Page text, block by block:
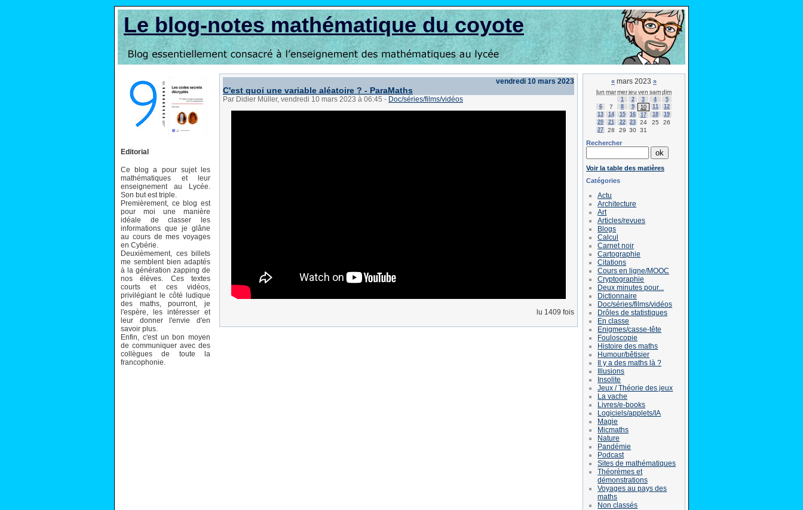
Le blog-notes mathématique du coyote
Editorial
Ce blog a pour sujet les
mathématiques et leur
enseignement au Lycée.
Son but est triple.
Premièrement, ce blog est
pour moi une manière
idéale de classer les
informations que je glâne
au cours de mes voyages
en Cybérie.
Deuxièmement, ces billets
me semblent bien adaptés
à la génération zapping de
nos élèves. Ces textes
courts et ces vidéos,
privilégiant le côté ludique
des maths, pourront, je
l'espère, les intéresser et
leur donner l'envie d'en
savoir plus.
Enfin, c'est un bon moyen
de communiquer avec des
collègues de toute la
francophonie.
vendredi 10 mars 2023
C'est quoi une variable aléatoire ? - ParaMaths
Par Didier Müller, vendredi 10 mars 2023 à 06:45 - Doc/séries/films/vidéos
lu 1409 fois
« mars 2023 »
lun marmerjeu ven samdim
1 2 3 4
5
6
7 8 9 10 11
12
13
14 15 16 17 18
19
20
21 22 23 24 25 26
27 28 29 30 31
Rechercher
Voir la table des matières
Catégories
Actu
Architecture
Art
Articles/revues
Blogs
Calcul
Carnet noir
Cartographie
Citations
Cours en ligne/MOOC
Cryptographie
Deux minutes pour...
Dictionnaire
Doc/séries/films/vidéos
Drôles de statistiques
En classe
Enigmes/casse-tête
Fouloscopie
Histoire des maths
Humour/bêtisier
Il y a des maths là ?
Illusions
Insolite
Jeux / Théorie des jeux
La vache
Livres/e-books
Logiciels/applets/IA
Magie
Micmaths
Nature
Pandémie
Podcast
Sites de mathématiques
Théorèmes et
démonstrations
Voyages au pays des
maths
Non classés